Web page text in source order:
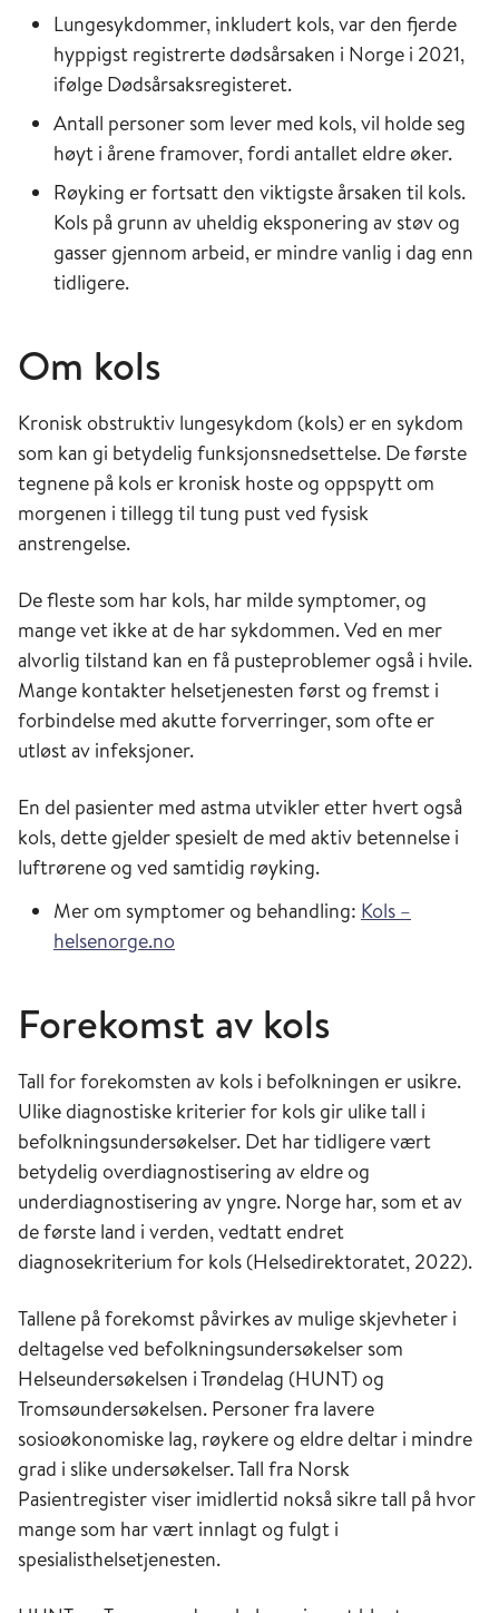
Lungesykdommer, inkludert kols, var den fjerde
hyppigst registrerte dødsårsaken i Norge i 2021,
ifølge Dødsårsaksregisteret.
Antall personer som lever med kols, vil holde seg
høyt i årene framover, fordi antallet eldre øker.
Røyking er fortsatt den viktigste årsaken til kols.
Kols på grunn av uheldig eksponering av støv og
gasser gjennom arbeid, er mindre vanlig i dag enn
tidligere.
Om kols
Kronisk obstruktiv lungesykdom (kols) er en sykdom
som kan gi betydelig funksjonsnedsettelse. De første
tegnene på kols er kronisk hoste og oppspytt om
morgenen i tillegg til tung pust ved fysisk
anstrengelse.
De fleste som har kols, har milde symptomer, og
mange vet ikke at de har sykdommen. Ved en mer
alvorlig tilstand kan en få pusteproblemer også i hvile.
Mange kontakter helsetjenesten først og fremst i
forbindelse med akutte forverringer, som ofte er
utløst av infeksjoner.
En del pasienter med astma utvikler etter hvert også
kols, dette gjelder spesielt de med aktiv betennelse i
luftrørene og ved samtidig røyking.
Mer om symptomer og behandling: Kols –
helsenorge.no
Forekomst av kols
Tall for forekomsten av kols i befolkningen er usikre.
Ulike diagnostiske kriterier for kols gir ulike tall i
befolkningsundersøkelser. Det har tidligere vært
betydelig overdiagnostisering av eldre og
underdiagnostisering av yngre. Norge har, som et av
de første land i verden, vedtatt endret
diagnosekriterium for kols (Helsedirektoratet, 2022).
Tallene på forekomst påvirkes av mulige skjevheter i
deltagelse ved befolkningsundersøkelser som
Helseundersøkelsen i Trøndelag (HUNT) og
Tromsøundersøkelsen. Personer fra lavere
sosioøkonomiske lag, røykere og eldre deltar i mindre
grad i slike undersøkelser. Tall fra Norsk
Pasientregister viser imidlertid nokså sikre tall på hvor
mange som har vært innlagt og fulgt i
spesialisthelsetjenesten.